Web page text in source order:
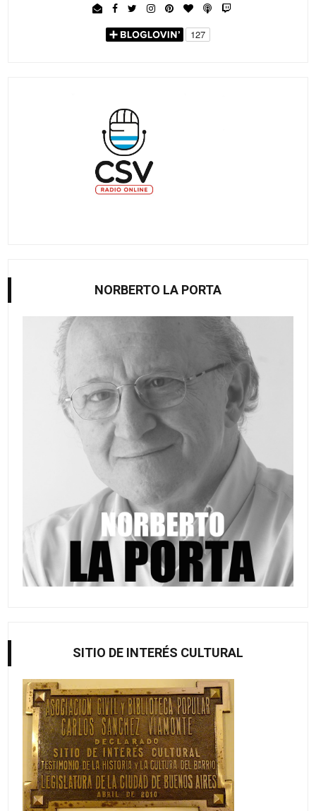
NORBERTO LA PORTA
SITIO DE INTERÉS CULTURAL